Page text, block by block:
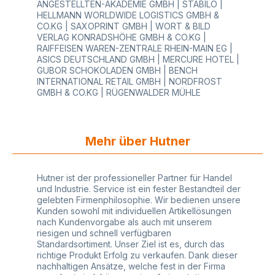
CDR, oder AI). Falls Sie keine vektorisierten Daten
haben, können wir Ihnen gerne, auf Anfrage,
kostengünstig bei der Datenerstellung helfen.
Nicht alle Druckmotive können im
Siebdruckverfahren realisiert werden. Ihre Daten
und Dateien senden Sie uns am besten per E-mail
zu, wir prüfen sie und erstellen Ihnen dann einen
Korrekturabzug zur Druckfreigabe bzw.
Druckansicht. Farbangaben Druckfarbe bitte in
Charge etwas heller oder dunkler ausfallen.
mit einer Größe von ca. 30% Druckfläche, diese
wirken optisch sehr gut. Eine vollflächige
Bedruckung der ganzen Taschenseite ist im
Siebdruckverfahren leider nicht möglich -
druckfreie Abstände zum Rand müssen
berücksichtigt werden: - Henkelbereich: vom
oberen Taschenrand gemessen ca. 9 cm
druckfreier Abstand nach unten - Bodenbereich:
vom unteren Taschenrand gemessen ca. 3 cm
druckfreier Abstand nach oben - Seitenbereich:
ANGESTELLTEN-AKADEMIE GMBH | STABILO |
HELLMANN WORLDWIDE LOGISTICS GMBH &
CO.KG | SAXOPRINT GMBH | WORT & BILD
VERLAG KONRADSHÖHE GMBH & CO.KG |
RAIFFEISEN WAREN-ZENTRALE RHEIN-MAIN EG |
ASICS DEUTSCHLAND GMBH | MERCURE HOTEL |
GUBOR SCHOKOLADEN GMBH | BENCH
INTERNATIONAL RETAIL GMBH | NORDFROST
GMBH & CO.KG | RÜGENWALDER MÜHLE
Mehr über Hutner
Hutner ist der professioneller Partner für Handel
und Industrie. Service ist ein fester Bestandteil der
gelebten Firmenphilosophie. Wir bedienen unsere
Kunden sowohl mit individuellen Artikellösungen
nach Kundenvorgabe als auch mit unserem
riesigen und schnell verfügbaren
Standardsortiment. Unser Ziel ist es, durch das
richtige Produkt Erfolg zu verkaufen. Dank dieser
nachhaltigen Ansätze, welche fest in der Firma